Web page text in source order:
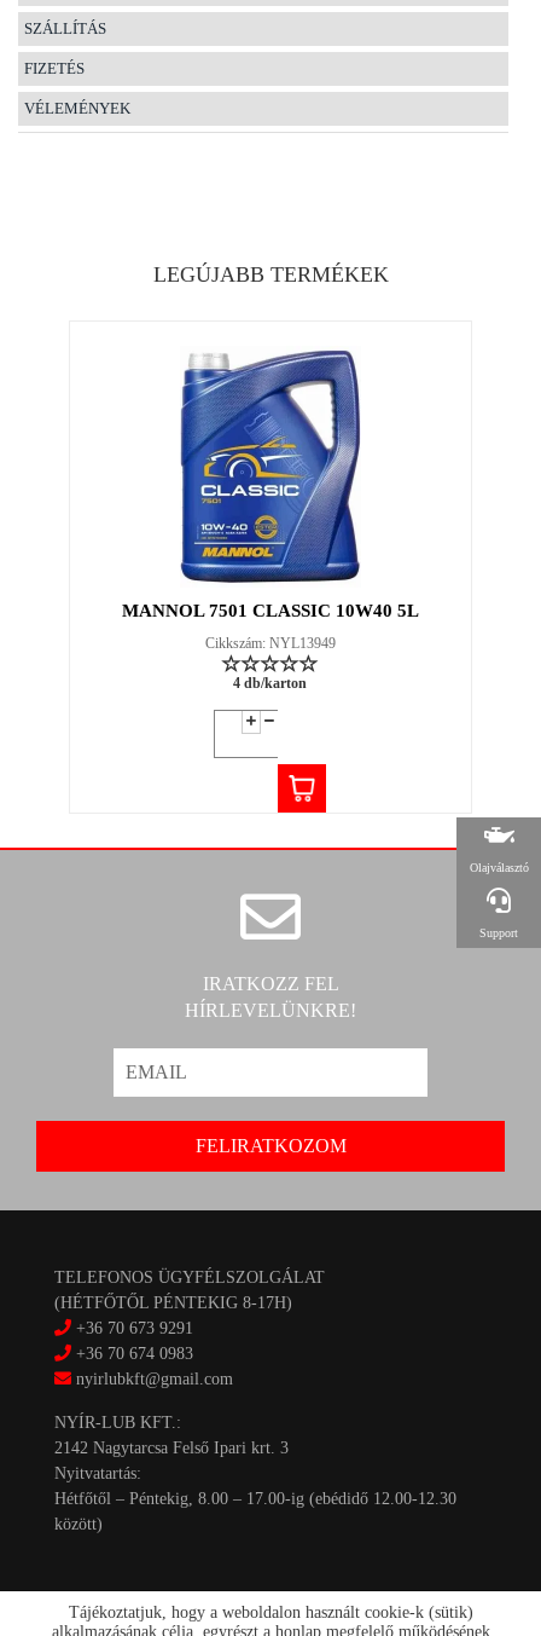
SZÁLLÍTÁS
FIZETÉS
VÉLEMÉNYEK
LEGÚJABB TERMÉKEK
MANNOL 7501 CLASSIC 10W40 5L
Cikkszám: NYL13949
4 db/karton
IRATKOZZ FEL
HÍRLEVELÜNKRE!
TELEFONOS ÜGYFÉLSZOLGÁLAT
(HÉTFŐTŐL PÉNTEKIG 8-17H)
+36 70 673 9291
+36 70 674 0983
nyirlubkft@gmail.com
NYÍR-LUB KFT.:
2142 Nagytarcsa Felső Ipari krt. 3
Nyitvatartás:
Hétfőtől – Péntekig, 8.00 – 17.00-ig (ebédidő 12.00-12.30
között)
Olajválasztó
Support
Tájékoztatjuk, hogy a weboldalon használt cookie-k (sütik)
alkalmazásának célja, egyrészt a honlap megfelelő működésének